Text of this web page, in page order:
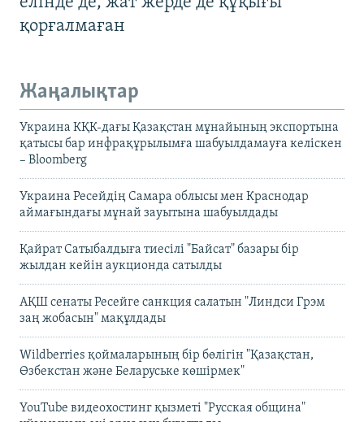
қорғалмаған
Жаңалықтар
Украина КҚК-дағы Қазақстан мұнайының экспортына
қатысы бар инфрақұрылымға шабуылдамауға келіскен
– Bloomberg
Украина Ресейдің Самара облысы мен Краснодар
аймағындағы мұнай зауытына шабуылдады
Қайрат Сатыбалдыға тиесілі "Байсат" базары бір
жылдан кейін аукционда сатылды
АҚШ сенаты Ресейге санкция салатын "Линдси Грэм
заң жобасын" мақұлдады
Wildberries қоймаларының бір бөлігін "Қазақстан,
Өзбекстан және Беларуське көшірмек"
YouTube видеохостинг қызметі "Русская община"